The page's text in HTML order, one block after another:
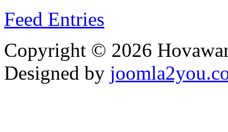
Feed Entries
Copyright © 2026
Designed by